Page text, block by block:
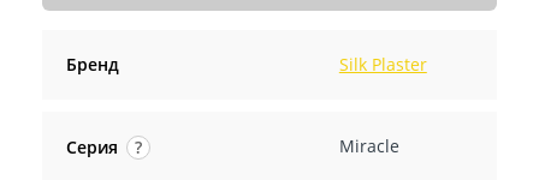
Бренд Silk Plaster
Серия ? Miracle